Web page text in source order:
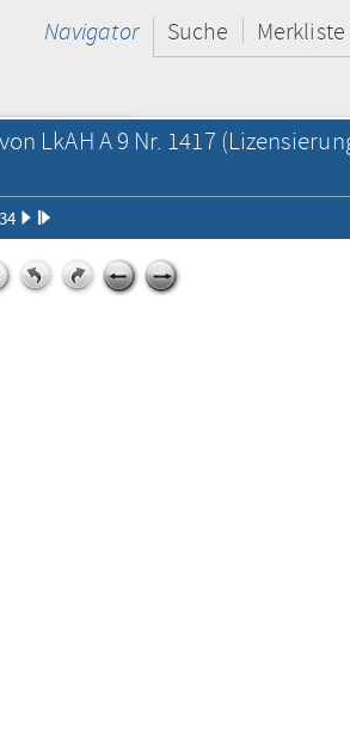
Navigator Suche Merkliste
LkAH A 9 Nr. 1417